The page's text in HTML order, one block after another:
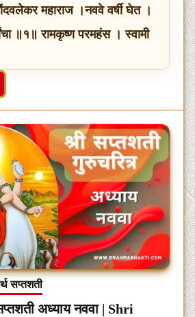
महाराज ।नववे वर्षी घेत ।
॥१॥ रामकृष्ण परमहंस । स्वामी
सप्तशती
अध्याय नववा | Shri